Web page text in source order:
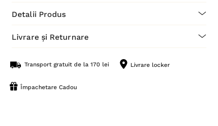
Detalii Produs
Livrare și Returnare
Transport gratuit de la 170 lei Livrare locker
Împachetare Cadou